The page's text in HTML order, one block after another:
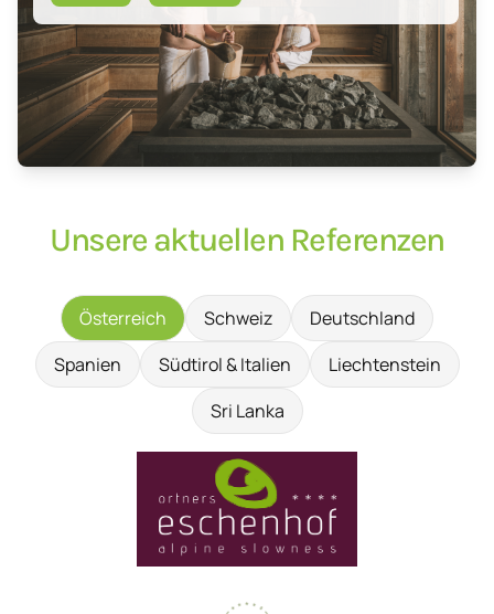
Unsere aktuellen Referenzen
Österreich Schweiz
Deutschland
Spanien
Südtirol & Italien
Liechtenstein
Sri Lanka